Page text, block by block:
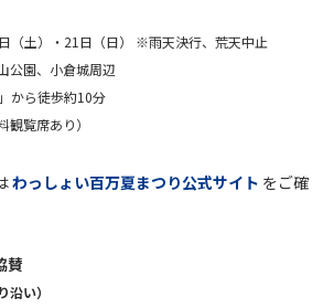
（土）・21日（日） ※雨天決行、荒天中止
公園、小倉城周辺
から徒歩約10分
観覧席あり）
わっしょい百万夏まつり公式サイト をご確
賛
い）